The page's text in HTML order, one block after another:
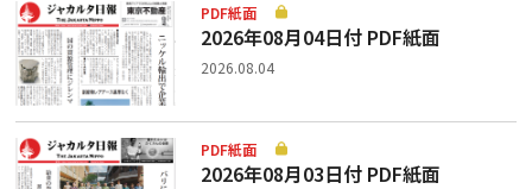
PDF紙面
2026年08月04日付 PDF紙面
2026.08.04
PDF紙面
2026年08月03日付 PDF紙面